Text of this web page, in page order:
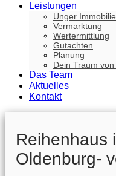
Leistungen
Unger
Vermarktung
Wertermittlung
Gutachten
Planung
Dein Traum
Das Team
Aktuelles
Kontakt
Reihenhaus
Oldenburg-